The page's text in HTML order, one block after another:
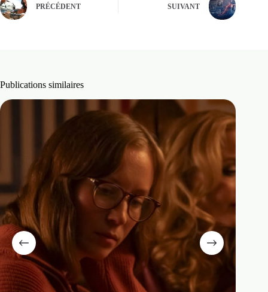
PRÉCÉDENT SUIVANT
Publications similaires